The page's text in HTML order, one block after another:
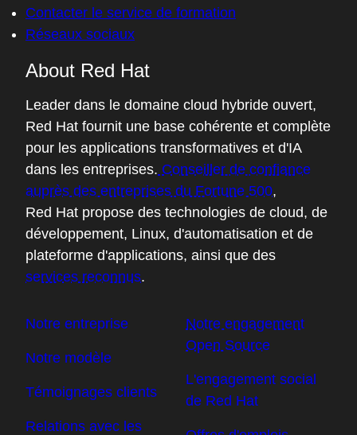
Contacter le service commercial
Contactez notre service clientèle
Contacter le service de formation
About Red Hat
Leader dans le domaine cloud hybride ouvert,
Red Hat fournit une base cohérente et complète
pour les applications transformatives et d'IA
dans les entreprises.
Conseiller de confiance
auprès des entreprises du Fortune 500
Red Hat propose des technologies de cloud, de
développement, Linux, d'automatisation et de
services reconnus
Notre engagement
Open Source